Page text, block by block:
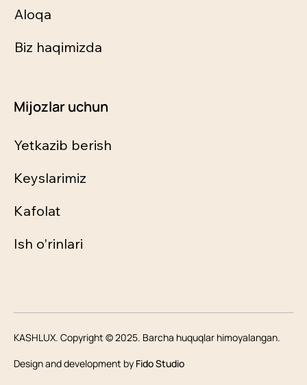
Aloqa
Biz haqimizda
Mijozlar uchun
Yetkazib berish
Keyslarimiz
Kafolat
Ish o'rinlari
KASHLUX. Copyright © 2025. Barcha huquqlar himoyalangan.
Design and development by Fido Studio